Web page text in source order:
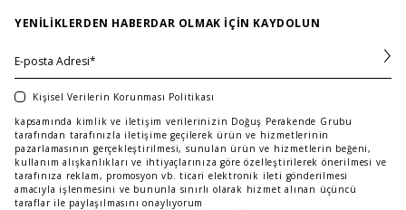
İster günlük kombinlerinde ister özel davetlerde, bu
hissedeceksin. Bu yazıda,
en iyi şekilde kombinleyebileceğini ve bu kombinlerle
keşfedeceksin.
Maje Siyah Elbise Şıklığını Topuklu
Ayakkabılarla Tamamla
YENILIKLERDEN HABERDAR OLMAK IÇIN KAYDOLUN
Kişisel Verilerin Korunması Politikası
kapsamında kimlik ve iletişim verilerinizin Doğuş Perakende Grubu
tarafından tarafınızla iletişime geçilerek ürün ve hizmetlerinin
pazarlamasının gerçekleştirilmesi, sunulan ürün ve hizmetlerin beğeni,
kullanım alışkanlıkları ve ihtiyaçlarınıza göre özelleştirilerek önerilmesi ve
tarafınıza reklam, promosyon vb. ticari elektronik ileti gönderilmesi
amacıyla işlenmesini ve bununla sınırlı olarak hizmet alınan üçüncü
taraflar ile paylaşılmasını onaylıyorum